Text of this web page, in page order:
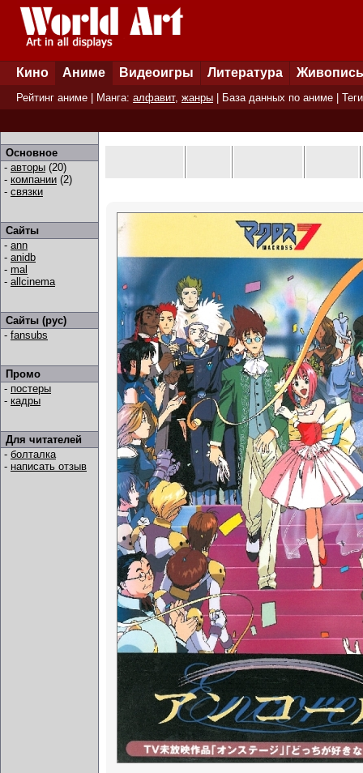
Кино Аниме Видеоигры Литература Живопись
Рейтинг аниме | Манга: алфавит, жанры База данных по аниме Теги
Основное
- авторы (20)
- компании (2)
- связки
Сайты
- ann
- anidb
- mal
- allcinema
Сайты (рус)
- fansubs
Промо
- постеры
- кадры
Для читателей
- болталка
- написать отзыв